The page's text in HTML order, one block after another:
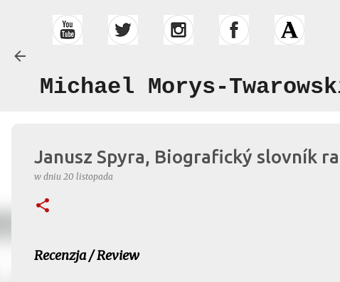
Michael Morys-
Janusz Spyra, Biografický slovník
w dniu 20 listopada
Recenzja / Review